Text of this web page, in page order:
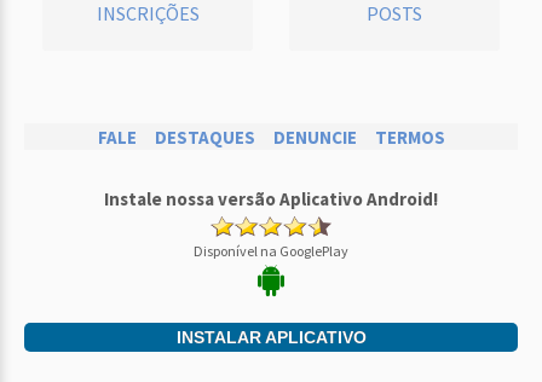
INSCRIÇÕES POSTS
FALE DESTAQUES DENUNCIE TERMOS
Instale nossa versão Aplicativo Android!
Disponível na GooglePlay
INSTALAR APLICATIVO